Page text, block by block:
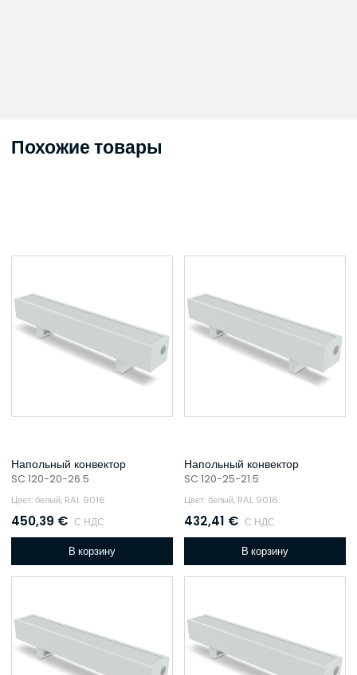
Похожие товары
Напольный конвектор
SC 120-20-26.5
Цвет: белый, RAL 9016
450,39 € С НДС
В корзину
Напольный конвектор
SC 120-25-21.5
Цвет: белый, RAL 9016
432,41 € С НДС
В корзину